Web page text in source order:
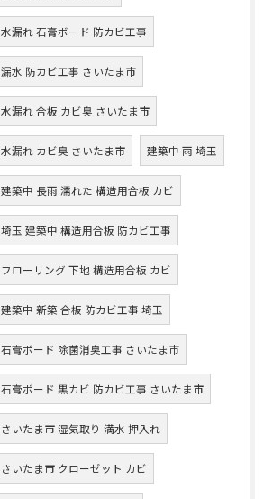
水漏れ 石膏ボード 防カビ工事
漏水 防カビ工事 さいたま市
水漏れ 合板 カビ臭 さいたま市
水漏れ カビ臭 さいたま市 建築中 雨 埼玉
建築中 長雨 濡れた 構造用合板 カビ
埼玉 建築中 構造用合板 防カビ工事
フローリング 下地 構造用合板 カビ
建築中 新築 合板 防カビ工事 埼玉
石膏ボード 除菌消臭工事 さいたま市
石膏ボード 黒カビ 防カビ工事 さいたま市
さいたま市 湿気取り 満水 押入れ
さいたま市 クローゼット カビ